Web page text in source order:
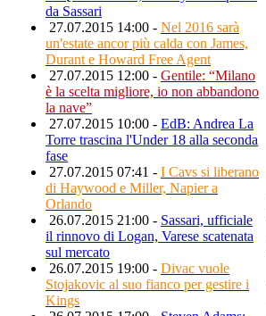
da Sassari
27.07.2015 14:00 - Nel 2016 sarà
un'estate ancor più calda con James,
Durant e Howard Free Agent
27.07.2015 12:00 - Gentile: “Milano
è la scelta migliore, io non abbandono
la nave”
27.07.2015 10:00 - EdB: Andrea La
Torre trascina l'Under 18 alla seconda
fase
27.07.2015 07:41 - I Cavs si liberano
di Haywood e Miller, Napier a
Orlando
26.07.2015 21:00 - Sassari, ufficiale
il rinnovo di Logan, Varese scatenata
sul mercato
26.07.2015 19:00 - Divac vuole
Stojakovic al suo fianco per gestire i
Kings